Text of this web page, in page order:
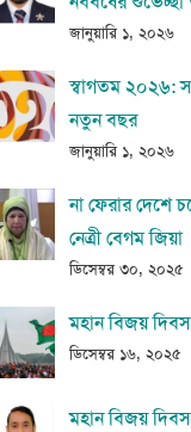
জানুয়ারি ১, ২০২৬
স্বাগতম ২০২৬:
নতুন বছর
জানুয়ারি ১, ২০২৬
না ফেরার দেশে
নেত্রী বেগম জিয়া
ডিসেম্বর ৩০, ২০২৫
মহান বিজয়
ডিসেম্বর ১৬, ২০২৫
মহান বিজয় দিবস